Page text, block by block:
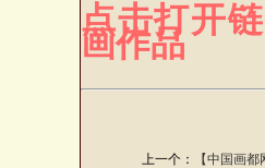
点击打开
画作品
上一个： 【中国画